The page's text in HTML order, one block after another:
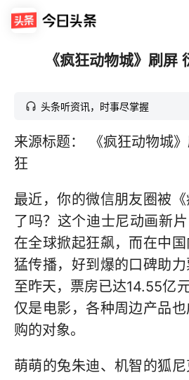
《疯狂动物城》刷屏
头条听资讯，时事尽掌握
来源标题： 《疯狂动物城
狂
最近，你的微信朋友圈被
了吗？这个迪士尼动画新
在全球掀起狂飙，而在中
猛传播，好到爆的口碑助
至昨天，票房已达14.55亿
仅是电影，各种周边产品
购的对象。
萌萌的兔朱迪、机智的狐